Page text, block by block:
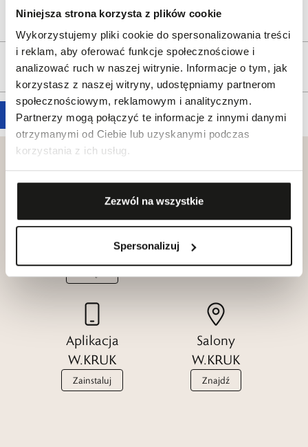
Niniejsza strona korzysta z plików cookie
Wykorzystujemy pliki cookie do spersonalizowania treści
i reklam, aby oferować funkcje społecznościowe i
analizować ruch w naszej witrynie. Informacje o tym, jak
korzystasz z naszej witryny, udostępniamy partnerom
społecznościowym, reklamowym i analitycznym.
Partnerzy mogą połączyć te informacje z innymi danymi
otrzymanymi od Ciebie lub uzyskanymi podczas
korzystania z ich usług.
Zezwól na wszystkie
Spersonalizuj
Reklamacje i zwroty
Tagi
Przyjaciół
W.KRUK
Katalogi
W.KRUK
Zobacz
Aplikacja
W.KRUK
Zainstaluj
Salony
W.KRUK
Znajdź